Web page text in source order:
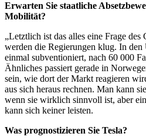
Erwarten Sie staatliche
Mobilität?
„Letztlich ist das alles eine Frage des
werden die Regierungen klug. In
einmal subventioniert, nach 60 000
Ähnliches passiert gerade in
sein, wie dort der Markt reagieren
aus sich heraus rechnen. Man kann
wenn sie wirklich sinnvoll ist, aber
kann sich keiner leisten.
Was prognostizieren Sie Tesla?